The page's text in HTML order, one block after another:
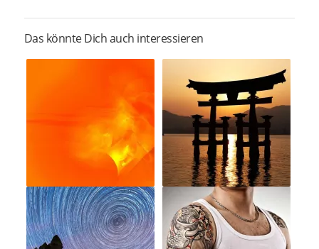
Das könnte Dich auch interessieren